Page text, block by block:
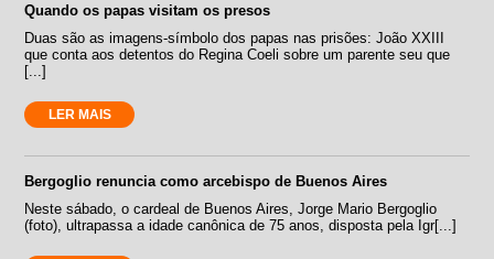
Quando os papas visitam os presos
Duas são as imagens-símbolo dos papas nas prisões: João XXIII
que conta aos detentos do Regina Coeli sobre um parente seu que
[...]
LER MAIS
Bergoglio renuncia como arcebispo de Buenos Aires
Neste sábado, o cardeal de Buenos Aires, Jorge Mario Bergoglio
(foto), ultrapassa a idade canônica de 75 anos, disposta pela Igr[...]